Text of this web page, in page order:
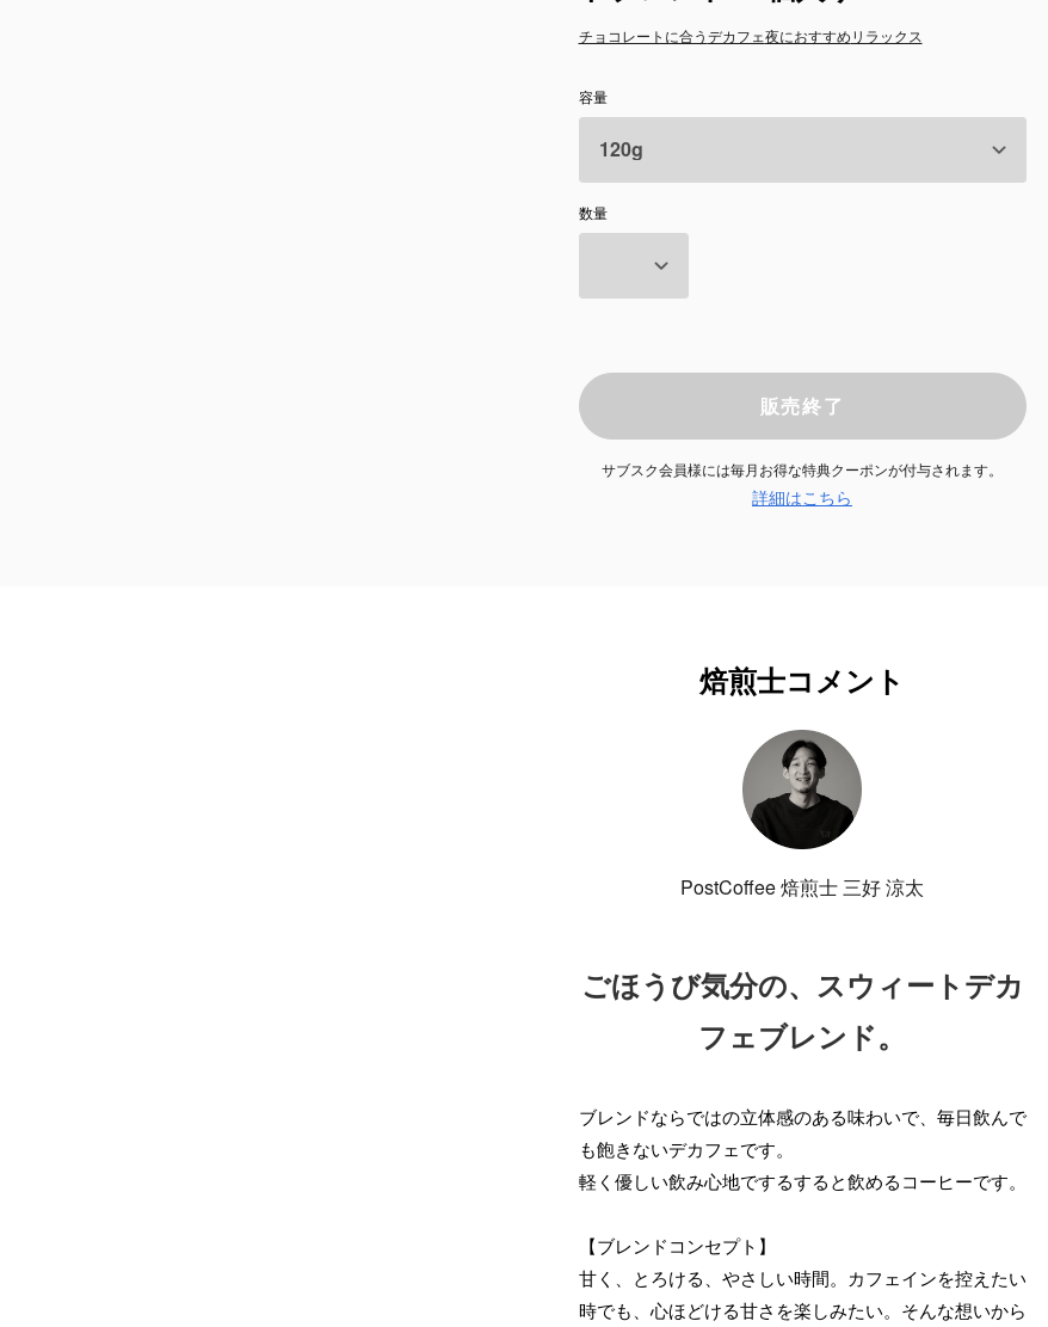
チョコレートに合うデカフェ夜におすすめリラックス
容量
数量
販売終了
サブスク会員様には毎月お得な特典クーポンが付与されます。
詳細はこちら
焙煎士コメント
PostCoffee 焙煎士 三好 涼太
ごほうび気分の、スウィートデカ
フェブレンド。
ブレンドならではの立体感のある味わいで、毎日飲んで
も飽きないデカフェです。
軽く優しい飲み心地でするすると飲めるコーヒーです。
【ブレンドコンセプト】
甘く、とろける、やさしい時間。カフェインを控えたい
時でも、心ほどける甘さを楽しみたい。そんな想いから